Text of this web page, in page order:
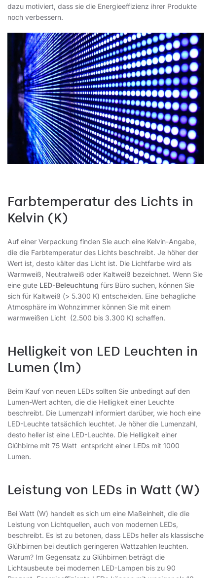
dazu motiviert, dass sie die Energieeffizienz ihrer Produkte
noch verbessern.
Farbtemperatur des Lichts in
Kelvin (K)
Auf einer Verpackung finden Sie auch eine Kelvin-Angabe,
die die Farbtemperatur des Lichts beschreibt. Je höher der
Wert ist, desto kälter das Licht ist. Die Lichtfarbe wird als
Warmweiß, Neutralweiß oder Kaltweiß bezeichnet. Wenn Sie
eine gute LED-Beleuchtung fürs Büro suchen, können Sie
sich für Kaltweiß (> 5.300 K) entscheiden. Eine behagliche
Atmosphäre im Wohnzimmer können Sie mit einem
warmweißen Licht (2.500 bis 3.300 K) schaffen.
Helligkeit von LED Leuchten in
Lumen (lm)
Beim Kauf von neuen LEDs sollten Sie unbedingt auf den
Lumen-Wert achten, die die Helligkeit einer Leuchte
beschreibt. Die Lumenzahl informiert darüber, wie hoch eine
LED-Leuchte tatsächlich leuchtet. Je höher die Lumenzahl,
desto heller ist eine LED-Leuchte. Die Helligkeit einer
Glühbirne mit 75 Watt entspricht einer LEDs mit 1000
Lumen.
Leistung von LEDs in Watt (W)
Bei Watt (W) handelt es sich um eine Maßeinheit, die die
Leistung von Lichtquellen, auch von modernen LEDs,
beschreibt. Es ist zu betonen, dass LEDs heller als klassische
Glühbirnen bei deutlich geringeren Wattzahlen leuchten.
Warum? Im Gegensatz zu Glühbirnen beträgt die
Lichtausbeute bei modernen LED-Lampen bis zu 90